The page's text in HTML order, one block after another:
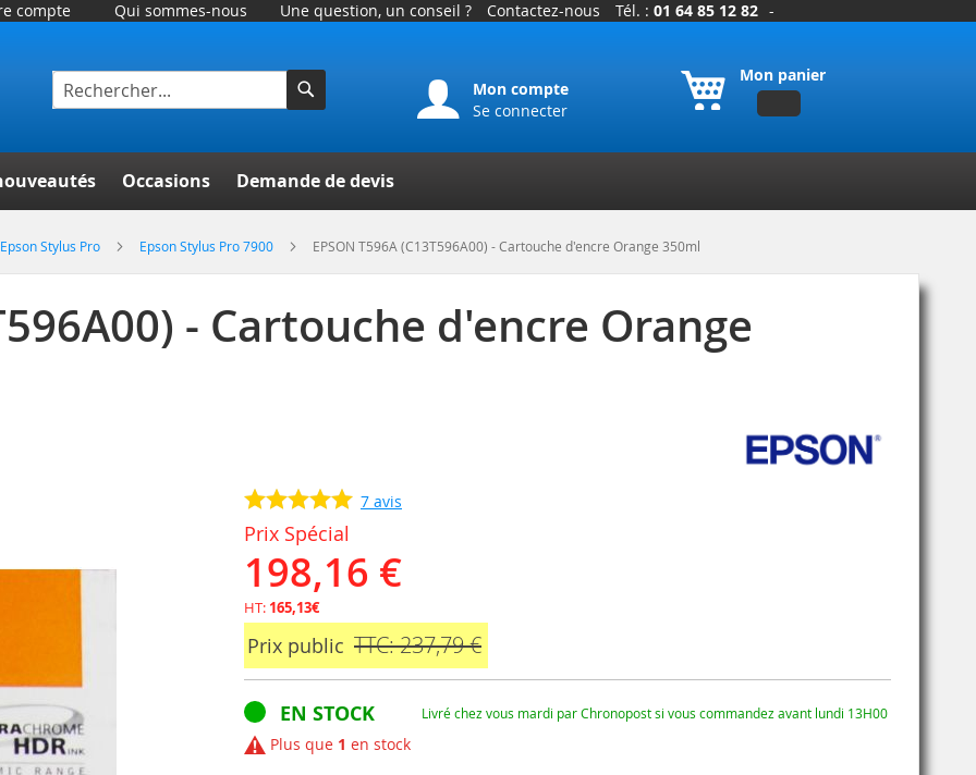
compte Qui sommes-nous Une question, un conseil ? Contactez-nous Tél. : 01 64 85 12 82 -
Mon panier
Mon compte
Se connecter
Occasions Demande de devis
Epson Stylus Pro Epson Stylus Pro 7900 EPSON T596A (C13T596A00) - Cartouche d'encre Orange 350ml
- Cartouche d'encre Orange
7 avis
Prix Spécial
198,16 €
HT: 165,13€
Prix public TTC: 237,79 €
EN STOCK Livré chez vous mardi par Chronopost si vous commandez avant lundi 13H00
Plus que 1 en stock